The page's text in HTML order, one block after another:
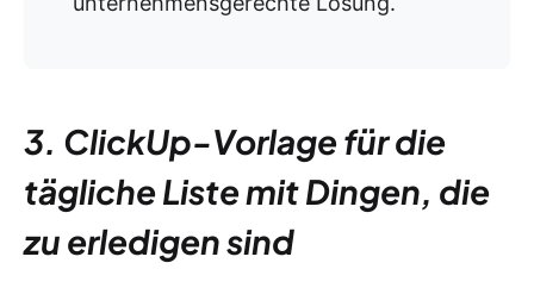
3. ClickUp-Vorlage für die
tägliche Liste mit Dingen, die
zu erledigen sind